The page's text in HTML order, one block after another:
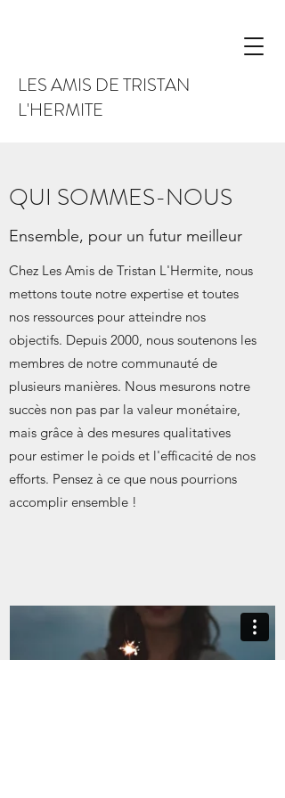
LES AMIS DE TRISTAN
L'HERMITE
QUI SOMMES-NOUS
Ensemble, pour un futur meilleur
Chez Les Amis de Tristan L'Hermite, nous
mettons toute notre expertise et toutes
nos ressources pour atteindre nos
objectifs. Depuis 2000, nous soutenons les
membres de notre communauté de
plusieurs manières. Nous mesurons notre
succès non pas par la valeur monétaire,
mais grâce à des mesures qualitatives
pour estimer le poids et l'efficacité de nos
efforts. Pensez à ce que nous pourrions
accomplir ensemble !